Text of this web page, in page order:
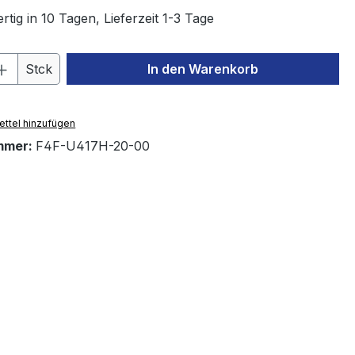
in 10 Tagen, Lieferzeit 1-3 Tage
Anzahl: Gib den gewünschten Wert
Stck In den Warenkorb
hinzufügen
F4F-U417H-20-00